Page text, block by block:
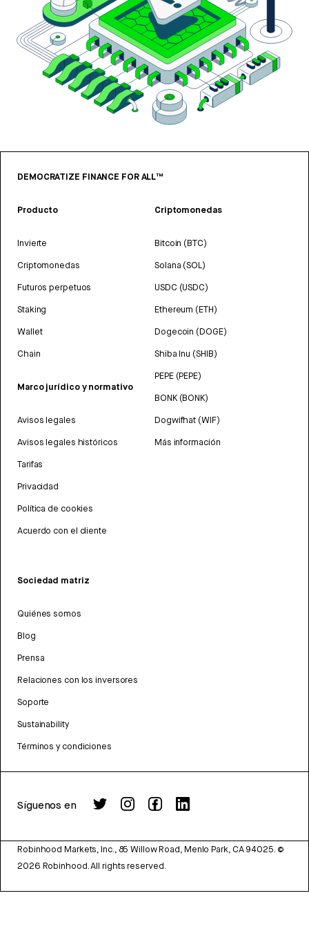
DEMOCRATIZE FINANCE FOR ALL™
Producto
Invierte
Criptomonedas
Futuros perpetuos
Staking
Wallet
Chain
Marco jurídico y normativo
Avisos legales
Avisos legales históricos
Tarifas
Privacidad
Política de cookies
Acuerdo con el cliente
Criptomonedas
Bitcoin (BTC)
Solana (SOL)
USDC (USDC)
Ethereum (ETH)
Dogecoin (DOGE)
Shiba Inu (SHIB)
PEPE (PEPE)
BONK (BONK)
Dogwifhat (WIF)
Más información
Sociedad matriz
Quiénes somos
Blog
Prensa
Relaciones con los inversores
Soporte
Sustainability
Términos y condiciones
Síguenos en
Robinhood Markets, Inc., 85 Willow Road, Menlo Park, CA 94025. ©
2026 Robinhood. All rights reserved.